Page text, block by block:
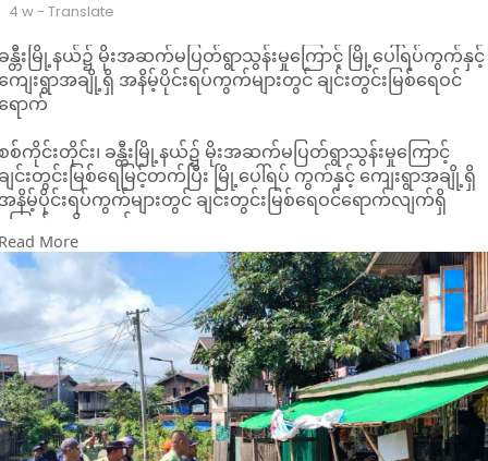
ေးပြီး တက်ရောက်လာကြသူများ၏ ပျိုးပင်များစိုက်ပျိုးနေမှုကို
ြည့်ရှုအားပေးခဲ့ကြောင်း သိရသည်။
နေ့ ကျင်းပသည့် ၂၀၂၆ ခုနှစ်၊ မိုးရာသီ နိုင်ငံတော်အဆင့် သစ်ပင်
က်ပျိုးပွဲတွင် ခရေ၊ ယင်းမာ၊ ပိတောက်၊ မဲဇလီ၊ တမာ၊ သင်္ဘော၊
က္ကို နှင့် ဖျောက်ဆိပ်စသည့် သစ်မျိုး(၈)မျိုး၏ ပျိုး
င်(၃,၀၀၀)ပင်ကို စိုက်ပျိုးခဲ့ကြကြောင်း သိရသည်။
4 w- Translate
န္တီးမြို့နယ်၌ မိုးအဆက်မပြတ်ရွာသွန်းမှုကြောင့် မြို့ပေါ်ရပ်ကွက်နှင့်
ျေးရွာအချို့ရှိ အနိမ့်ပိုင်းရပ်ကွက်များတွင် ချင်းတွင်းမြစ်ရေဝင်
ောက်
စ်ကိုင်းတိုင်း၊ ခန္တီးမြို့နယ်၌ မိုးအဆက်မပြတ်ရွာသွန်းမှုကြောင့်
ျင်းတွင်းမြစ်ရေမြင့်တက်ပြီး မြို့ပေါ်ရပ် ကွက်နှင့် ကျေးရွာအချို့ရှိ
နိမ့်ပိုင်းရပ်ကွက်များတွင် ချင်းတွင်းမြစ်ရေဝင်ရောက်လျက်ရှိ
ြောင်း သိရသည်။
က်ရှိအချိန်၌ ချင်းတွင်းမြစ်ရေသည် ခန္တီးမြို့၏ စိုး ရိမ်ရေမှတ်ဖြစ်
ော (၁,၃၆၀)စင်တီမီတာအောက် (၁,၂၆၀)စင်တီမီတာသို့ရောက်ရှိ
ေသဖြင့် မြို့ပေါ်ရပ် ကွက်‌မြေနိမ့်ပိုင်းရှိနေအိမ်အချို့နှင့် ဆင်သေ
ျေးရွာရှိ နေအိမ်အချို့အတွင်းသို့ ရေဝင်ရောက်မှုများဖြစ်ပေါ်လျက်
ကြောင်း သိရသည်။
သို့ ရေဝင်ရောက်နေမှုများနှင့် ပေါမိုင်းရပ်ကွက် အောင်သာနှင့် သာ
ည်ရပ်ရှိ ချင်းတွင်းမြစ်ရေထိန်းတံ ခါးအခြေအနေတို့အား တာဝန်ရှိ
များက ယနေ့ ဇူလိုင် ၁၃ ရက်တွင်ကြည့်ရှုစစ်ဆေးခဲ့ကြကြောင်း
သည်။
More